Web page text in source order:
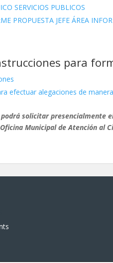
SERVICIOS PUBLICOS
PROPUESTA JEFE ÁREA
para
efectuar alegaciones de
solicitar presencialmente
Municipal de Atención al